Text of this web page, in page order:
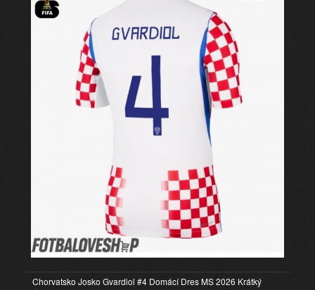
Chorvatsko Josko Gvardiol #4 Domácí Dres MS 2026 Krátký